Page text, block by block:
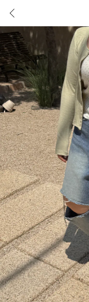
로그인
콘텐츠 리뷰 & 혜택
CATEGORY
도착보장⚡
인플루언서 pick!
신상 5%
베스트
MADE
세트할인 ~30%
하객룩
살안타템